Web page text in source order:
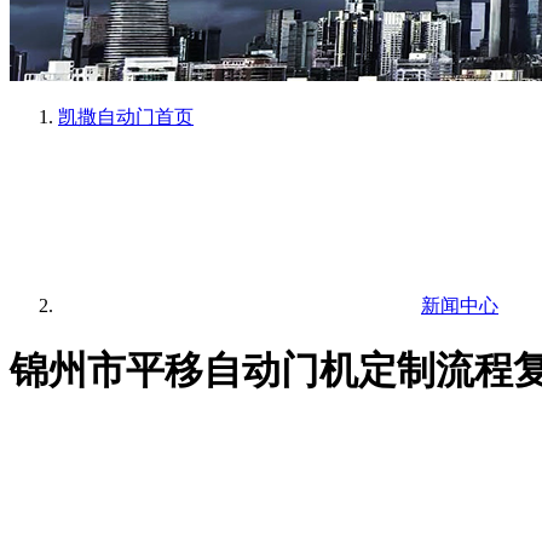
凯撒自动门首页
新闻中心
锦州市平移自动门机定制流程